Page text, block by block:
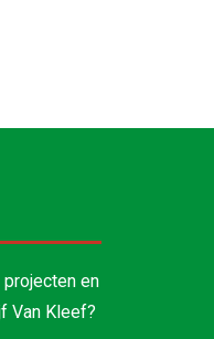
en
Van Kleef?